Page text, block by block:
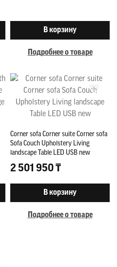
В корзину
Подробнее о товаре
Corner sofa Corner suite Corner sofa
Sofa Couch Upholstery Living
landscape Table LED USB new
2 501 950 ₸
В корзину
Подробнее о товаре